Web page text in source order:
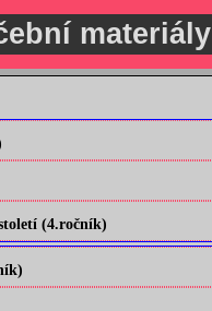
materiály
(4.ročník)